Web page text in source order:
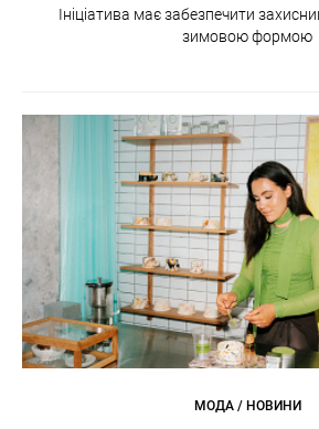
Ініціатива має забезпечити
зимовою формою
МОДА / НОВИНИ